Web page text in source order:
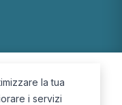
la tua
i servizi